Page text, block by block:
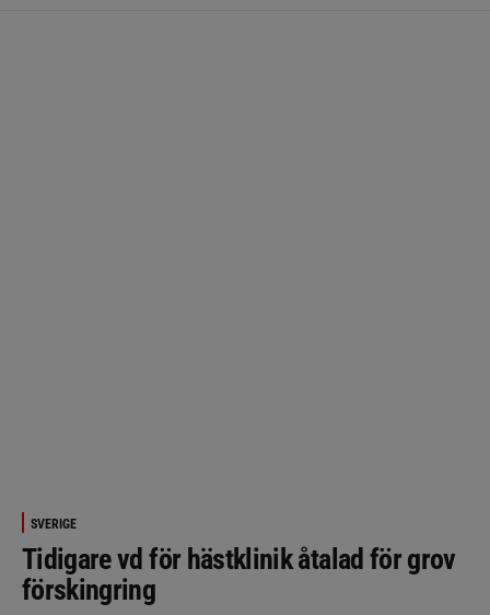
SVERIGE
Tidigare vd för hästklinik åtalad för grov
förskingring